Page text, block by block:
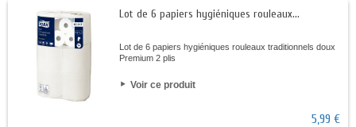
Lot de 6 papiers hygiéniques rouleaux...
Lot de 6 papiers hygiéniques rouleaux traditionnels doux
Premium 2 plis
Voir ce produit
5,99 €